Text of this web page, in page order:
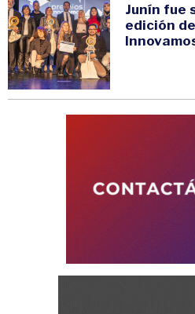
Junín fue
edición